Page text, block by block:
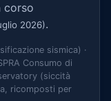
corso
2026).
sismica) ·
Consumo di
(siccità
ricomposti per